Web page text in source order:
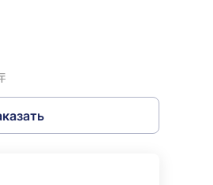
пластика. Крышка прилегает к
продуктов. Ланч-бокс
продуктов.